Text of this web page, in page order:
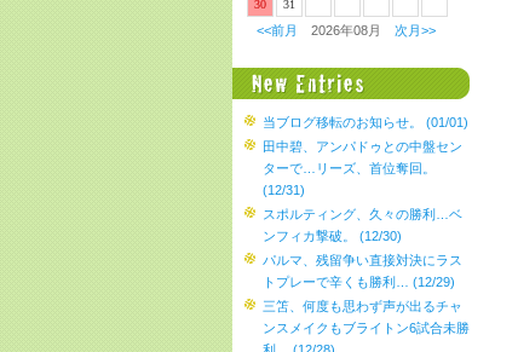
30 31
<<前月 2026年08月 次月>>
当ブログ移転のお知らせ。 (01/01)
田中碧、アンパドゥとの中盤セン
ターで…リーズ、首位奪回。
(12/31)
スポルティング、久々の勝利…ベ
ンフィカ撃破。 (12/30)
パルマ、残留争い直接対決にラス
トプレーで辛くも勝利… (12/29)
三笘、何度も思わず声が出るチャ
ンスメイクもブライトン6試合未勝